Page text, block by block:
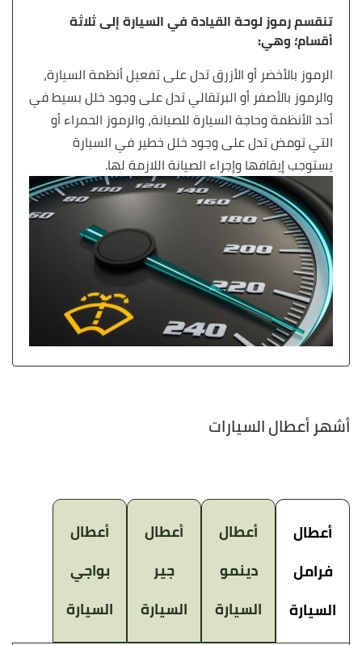
تنقسم رموز لوحة القيادة في السيارة إلى ثلاثة
أقسام؛ وهي:
الرموز بالأخضر أو الأزرق تدل على تفعيل أنظمة السيارة،
والرموز بالأصفر أو البرتقالي تدل على وجود خلل بسيط في
أحد الأنظمة وحاجة السيارة للصيانة، والرموز الحمراء أو
التي تومض تدل على وجود خلل خطير في السيارة
يستوجب إيقافها وإجراء الصيانة اللازمة لها.
أشهر أعطال السيارات
أعطال
فرامل
السيارة
أعطال
دينمو
السيارة
أعطال
جير
السيارة
أعطال
بواجي
السيارة